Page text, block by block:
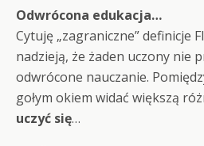
Odwrócona edukacja…
Cytuję „zagraniczne” definicje
nadzieją, że żaden uczony nie
odwrócone nauczanie.
gołym okiem widać większą
uczyć się…